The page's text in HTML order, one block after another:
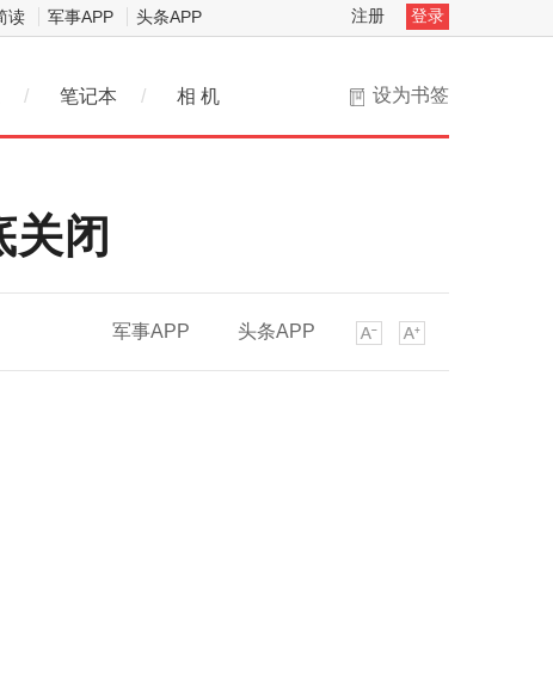
读 军事APP 头条APP 注册 登录
设为书签
/ 笔记本 / 相 机
闭
军事APP 头条APP